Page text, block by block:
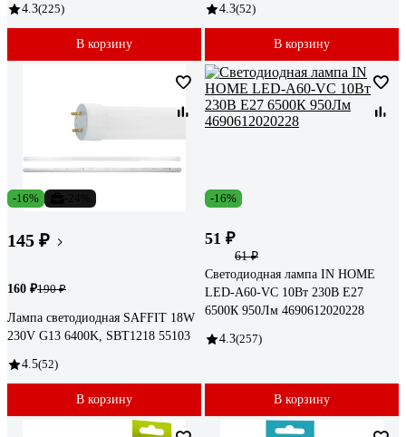
4.3(225)
В корзину
4.3(52)
В корзину
-16%
145 ₽
160 ₽190 ₽
Лампа светодиодная SAFFIT 18W
230V G13 6400K, SBT1218 55103
4.5(52)
В корзину
-16%
51 ₽
61 ₽
Светодиодная лампа IN HOME
LED-A60-VC 10Вт 230В Е27
6500К 950Лм 4690612020228
4.3(257)
В корзину